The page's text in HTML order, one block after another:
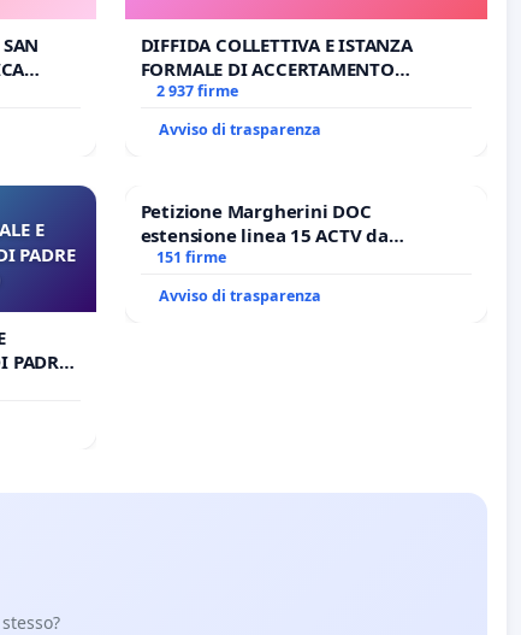
DIFFIDA COLLETTIVA E ISTANZA
FORMALE DI ACCERTAMENTO
CANONICO SU ELEZIONE LEONE XIV
2 937 firme
Avviso di trasparenza
E
PADRE
PADRE
Petizione Margherini DOC
estensione linea 15 ACTV da
Marghera P.zza S. Antonio
1,50
151 firme
Avviso di trasparenza